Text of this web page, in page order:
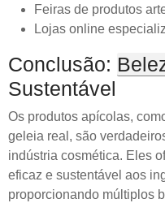
Feiras de produtos
Lojas online
Conclusão:
Sustentável
Os produtos apícolas,
geleia real, são
indústria cosmética. Eles
eficaz e sustentável aos
proporcionando múltiplos